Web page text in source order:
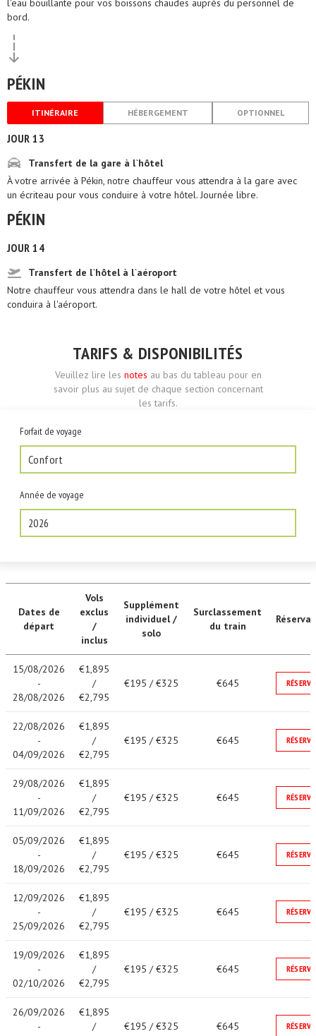
l'eau bouillante pour vos boissons chaudes auprès du personnel de
bord.
PÉKIN
ITINÉRAIRE HÉBERGEMENT OPTIONNEL
JOUR 13
Transfert de la gare à l`hôtel
À votre arrivée à Pékin, notre chauffeur vous attendra à la gare avec
un écriteau pour vous conduire à votre hôtel. Journée libre.
PÉKIN
JOUR 14
Transfert de l`hôtel à l`aéroport
Notre chauffeur vous attendra dans le hall de votre hôtel et vous
conduira à l'aéroport.
TARIFS & DISPONIBILITÉS
Veuillez lire les notes au bas du tableau pour en
savoir plus au sujet de chaque section concernant
les tarifs.
Forfait de voyage
Confort
Année de voyage
2026
Dates de
départ
Vols
exclus
/
inclus
Supplément
individuel /
solo
Surclassement
du train
15/08/2026
-
28/08/2026
€1,895
/
€2,795
€195 / €325 €645
22/08/2026
-
04/09/2026
€1,895
/
€2,795
€195 / €325 €645
29/08/2026
-
11/09/2026
€1,895
/
€2,795
€195 / €325 €645
05/09/2026
-
18/09/2026
€1,895
/
€2,795
€195 / €325 €645
12/09/2026
-
25/09/2026
€1,895
/
€2,795
€195 / €325 €645
19/09/2026
-
02/10/2026
€1,895
/
€2,795
€195 / €325 €645
26/09/2026
-
€1,895
/
€195 / €325 €645